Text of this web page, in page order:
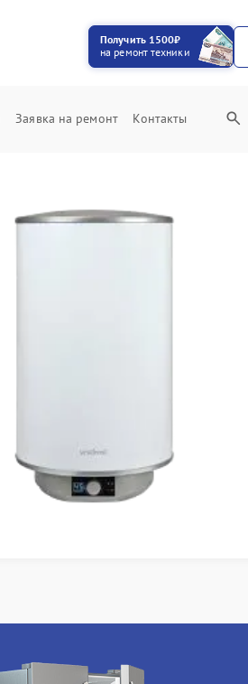
Получить 1500₽
на ремонт техники
Заявка на ремонт Контакты